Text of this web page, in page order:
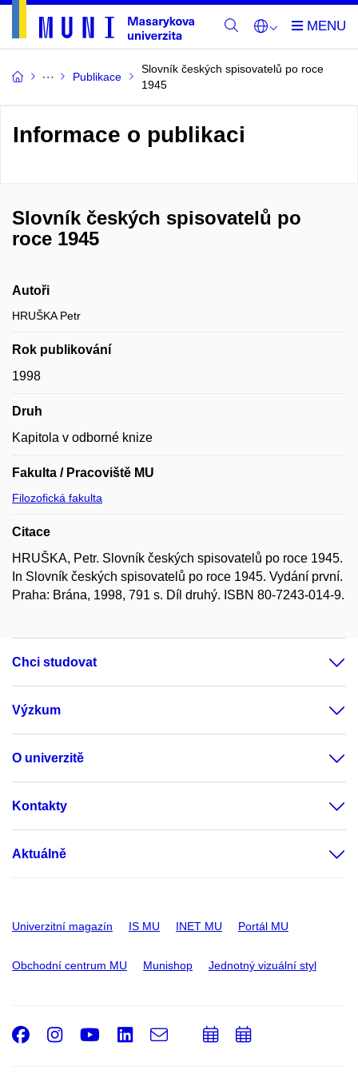
Publikace
Slovník českých spisovatelů po roce
1945
Informace o publikaci
Slovník českých spisovatelů po
roce 1945
Autoři
HRUŠKA Petr
Rok publikování
1998
Druh
Kapitola v odborné knize
Fakulta / Pracoviště MU
Filozofická fakulta
Citace
HRUŠKA, Petr. Slovník českých spisovatelů po roce 1945.
In Slovník českých spisovatelů po roce 1945. Vydání první.
Praha: Brána, 1998, 791 s. Díl druhý. ISBN 80-7243-014-9.
Chci studovat
Výzkum
O univerzitě
Kontakty
Aktuálně
Univerzitní magazín IS MU INET MU Portál MU
Obchodní centrum MU Munishop Jednotný vizuální styl
Facebook
Instagram
Youtube
LinkedIn
e-
PřidatPřidat